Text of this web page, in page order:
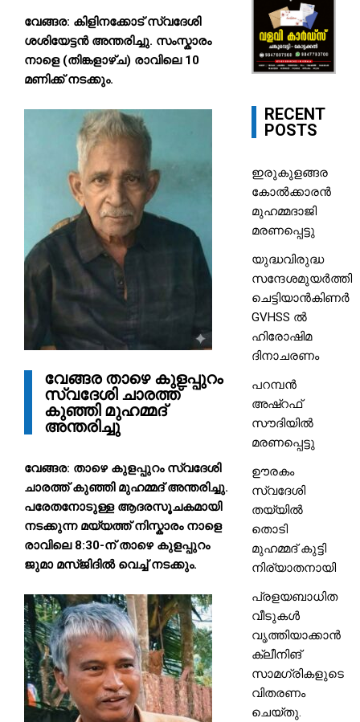
വേങ്ങര: കിളിനക്കോട് സ്വദേശി
ശശിയേട്ടൻ അന്തരിച്ചു. സംസ്കാരം
നാളെ (തിങ്കളാഴ്ച) രാവിലെ 10
മണിക്ക് നടക്കും.
വേങ്ങര താഴെ കുളപ്പുറം
സ്വദേശി ചാരത്ത്
കുഞ്ഞി മുഹമ്മദ്
അന്തരിച്ചു
വേങ്ങര: താഴെ കുളപ്പുറം സ്വദേശി
ചാരത്ത് കുഞ്ഞി മുഹമ്മദ് അന്തരിച്ചു.
പരേതനോടുള്ള ആദരസൂചകമായി
നടക്കുന്ന മയ്യത്ത് നിസ്കാരം നാളെ
രാവിലെ 8:30-ന് താഴെ കുളപ്പുറം
ജുമാ മസ്ജിദിൽ വെച്ച് നടക്കും.
RECENT
POSTS
ഇരുകുളങ്ങര
കോൽക്കാരൻ
മുഹമ്മദാജി
മരണപ്പെട്ടു
യുദ്ധവിരുദ്ധ
സന്ദേശമുയർത്തി
ചെട്ടിയാൻകിണർ
GVHSS ൽ
ഹിരോഷിമ
ദിനാചരണം
പറമ്പൻ
അഷ്‌റഫ്
സൗദിയിൽ
മരണപ്പെട്ടു
ഊരകം
സ്വദേശി
തയ്യിൽ
തൊടി
മുഹമ്മദ് കുട്ടി
നിര്യാതനായി
പ്രളയബാധിത
വീടുകൾ
വൃത്തിയാക്കാൻ
ക്ലീനിങ്
സാമഗ്രികളുടെ
വിതരണം
ചെയ്തു.